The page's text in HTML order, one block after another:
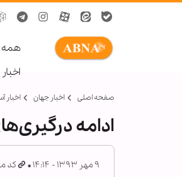
همه
اخبار
صفحه اصلی اخبار جهان اخبار
ادامه
۹ مهر ۱۳۹۳ - ۱۴:۱۴ کد